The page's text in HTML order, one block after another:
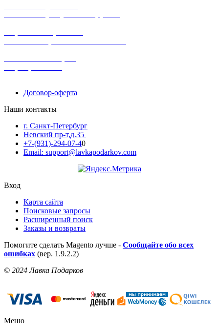
Договор-оферта
Наши контакты
г. Санкт-Петербург
Невский пр-т,д.35
+7-(931)-294-07-40
Email: support@lavkapodarkov.com
Вход
Карта сайта
Поисковые запросы
Расширенный поиск
Заказы и возвраты
Помогите сделать Magento лучше - Сообщайте обо всех
ошибках (вер. 1.9.2.2)
© 2024 Лавка Подарков
Меню